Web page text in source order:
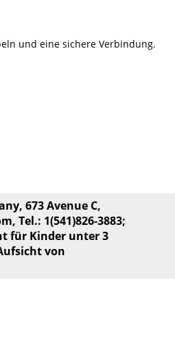
und eine sichere Verbindung.
673 Avenue C,
, Tel.: 1(541)826-3883;
für Kinder unter 3
von